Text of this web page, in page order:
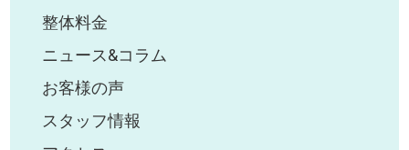
整体料金
ニュース&コラム
お客様の声
スタッフ情報